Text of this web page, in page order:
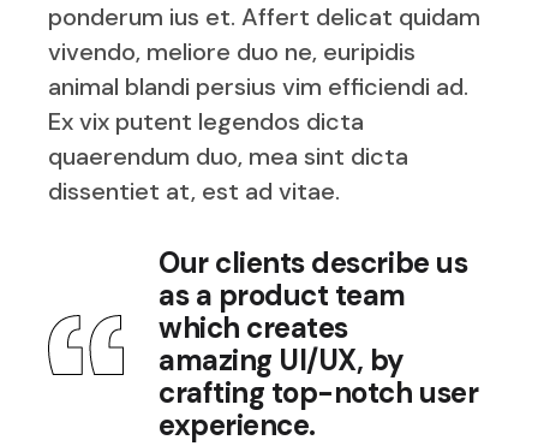
ponderum ius et. Affert delicat quidam
vivendo, meliore duo ne, euripidis
animal blandi persius vim efficiendi ad.
Ex vix putent legendos dicta
quaerendum duo, mea sint dicta
dissentiet at, est ad vitae.
Our clients describe us
as a product team
which creates
amazing UI/UX, by
crafting top-notch user
experience.